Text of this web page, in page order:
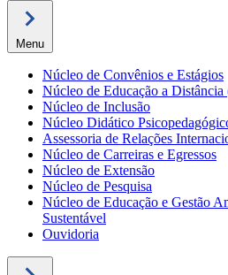
Menu
Núcleo de Convênios e Estágios
Núcleo de Educação a
Núcleo de Inclusão
Núcleo Didático
Assessoria de Relações
Núcleo de Carreiras e Egressos
Núcleo de Extensão
Núcleo de Pesquisa
Núcleo de Educação e Gestão
Sustentável
Ouvidoria